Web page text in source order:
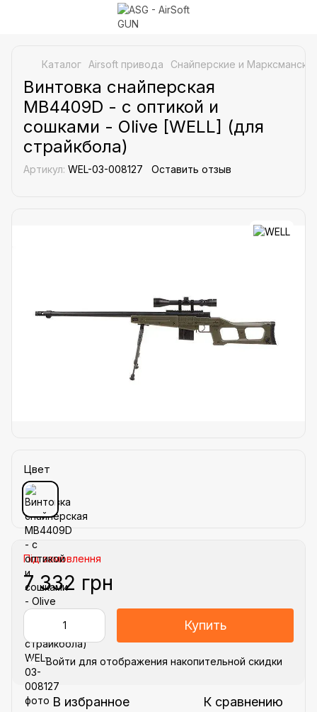
Каталог Airsoft привода Снайперские и
Винтовка снайперская
MB4409D - с оптикой и
сошками - Olive [WELL] (для
страйкбола)
Артикул: WEL-03-008127 Оставить отзыв
Цвет
Під замовлення
7 332 грн
Купить
% Войти для отображения накопительной скидки
В избранное К сравнению